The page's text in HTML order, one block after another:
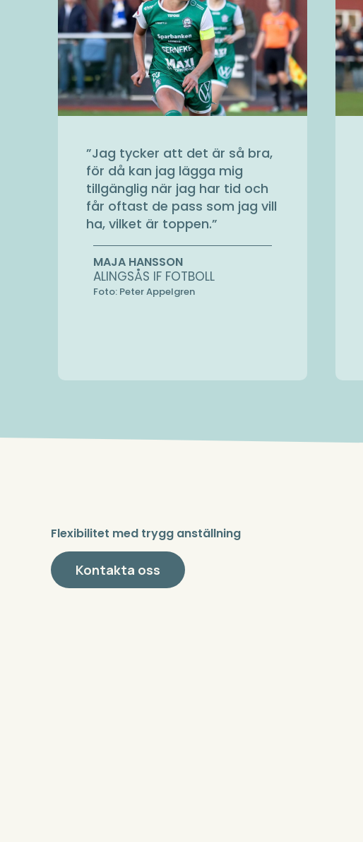
”Jag tycker att det är så bra,
för då kan jag lägga mig
tillgänglig när jag har tid och
får oftast de pass som jag vill
ha, vilket är toppen.”
MAJA HANSSON
ALINGSÅS IF FOTBOLL
Foto: Peter Appelgren
Flexibilitet med trygg anställning
Kontakta oss